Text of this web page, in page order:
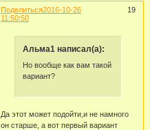
Поделиться 19
2016-10-26
11:50:50
Альма1 написал(а):
Но вообще как вам такой
вариант?
Да этот может подойти,и не намного
он старше, а вот первый вариант